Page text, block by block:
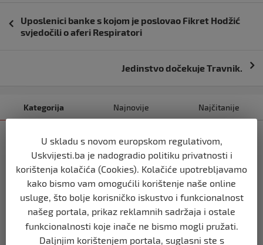
objava
Uposlenici banke s kojom je poslovao Fikret Hodžić
svjedočili o aferi Respiratori
Jedinstvo dočekuje Travnik.
Kategorija Najnovije Najčitanije
SHOWBIZ
OTKRIVAMO / Filip Car boksao s dva
napuknuta rebra: ‘Trpio sam jake
bolove, ali nisam papak da odustanem
prije 2 godine
SHOWBIZ
Sandra Afrika prošetala Beogradom kao
U skladu s novom europskom regulativom,
Uskvijesti.ba je nadogradio politiku privatnosti i
korištenja kolačića (Cookies). Kolačiće upotrebljavamo
kako bismo vam omogućili korištenje naše online
usluge, što bolje korisničko iskustvo i funkcionalnost
našeg portala, prikaz reklamnih sadržaja i ostale
funkcionalnosti koje inače ne bismo mogli pružati.
Daljnjim korištenjem portala, suglasni ste s